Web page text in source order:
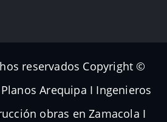
reservados Copyright ©
Arequipa I Ingenieros
obras en Zamacola I